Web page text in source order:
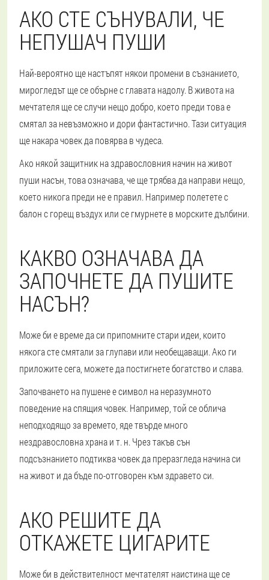
АКО СТЕ СЪНУВАЛИ, ЧЕ
НЕПУШАЧ ПУШИ
Най-вероятно ще настъпят някои промени в съзнанието,
мирогледът ще се обърне с главата надолу. В живота на
мечтателя ще се случи нещо добро, което преди това е
смятал за невъзможно и дори фантастично. Тази ситуация
ще накара човек да повярва в чудеса.
Ако някой защитник на здравословния начин на живот
пуши насън, това означава, че ще трябва да направи нещо,
което никога преди не е правил. Например полетете с
балон с горещ въздух или се гмурнете в морските дълбини.
КАКВО ОЗНАЧАВА ДА
ЗАПОЧНЕТЕ ДА ПУШИТЕ
НАСЪН?
Може би е време да си припомните стари идеи, които
някога сте смятали за глупави или необещаващи. Ако ги
приложите сега, можете да постигнете богатство и слава.
Започването на пушене е символ на неразумното
поведение на спящия човек. Например, той се облича
неподходящо за времето, яде твърде много
нездравословна храна и т. н. Чрез такъв сън
подсъзнанието подтиква човек да преразгледа начина си
на живот и да бъде по-отговорен към здравето си.
АКО РЕШИТЕ ДА
ОТКАЖЕТЕ ЦИГАРИТЕ
Може би в действителност мечтателят наистина ще се